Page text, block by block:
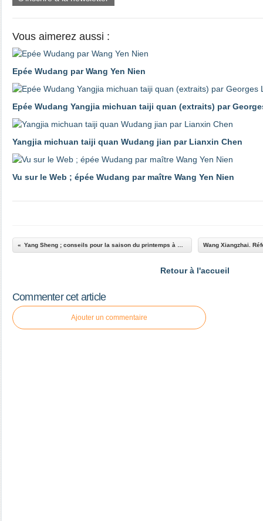
Vous aimerez aussi :
Epée Wudang par Wang Yen Nien
Epée Wudang Yangjia michuan taiji quan (extraits) par
Yangjia michuan taiji quan Wudang jian par Lianxin Chen
Vu sur le Web ; épée Wudang par maître Wang Yen Nien
Retour à l'accueil
Commenter cet article
Ajouter un commentaire